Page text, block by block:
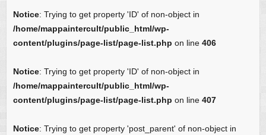
Notice: Trying to get property 'ID' of non-object in
/home/mappaintercult/public_html/wp-
content/plugins/page-list/page-list.php on line 406
Notice: Trying to get property 'ID' of non-object in
/home/mappaintercult/public_html/wp-
content/plugins/page-list/page-list.php on line 407
Notice: Trying to get property 'post_parent' of non-object in